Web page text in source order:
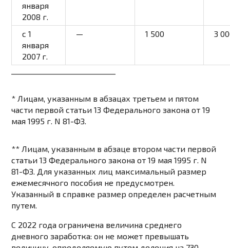
января
2008 г.
с 1
января
2007 г.
— 1 500 3
* Лицам, указанным вабзацах третьем и пятом
части первой статьи 13 Федерального закона от 19
мая 1995 г. N 81-ФЗ.
** Лицам, указанным вабзаце втором части первой
статьи 13 Федерального закона от 19 мая 1995 г. N
81-ФЗ. Для указанных лиц максимальный размер
ежемесячного пособия не предусмотрен.
Указанный в справке размер определен расчетным
путем.
С 2022 годаограничена величина среднего
дневного заработка: он не может превышать